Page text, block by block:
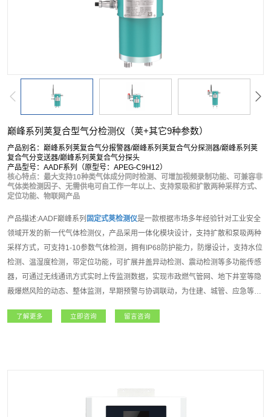
巅峰系列荚复合型气分检测仪（荚+其它9种参数）
产品别名：巅峰系列荚复合气分报警器/巅峰系列荚复合气分探测器/巅峰系列荚
复合气分变送器/巅峰系列荚复合气分探头
产品型号：AADF系列（原型号：APEG-C9H12）
核心特点：最大支持10种类气体成分同时检测、可增加视频录制功能、可兼容非
气体类检测因子、无需供电可自工作一年以上、支持泵吸和扩散两种采样方式、
定位功能、物联网产品
产品描述:AADF巅峰系列 固定式荚检测仪是一款根据市场多年经验针对工业安全
领域开发的新一代气体检测仪，产品采用一体化模块设计，支持扩散和泵吸两种
采样方式，可支持1-10参数气体检测，拥有IP68防护能力，防爆设计，支持水位
检测、温湿度检测，带定位功能，可扩展井盖异动检测、震动检测等多功能传感
器，可通过无线通讯方式实时上传监测数据，实现市政燃气管网、地下井室等隐
蔽爆燃风险的动态、整体监测，早期预警与协调联动，为住建、城管、应急等政
全运行的精细化管理。
了解更多 立即咨询 留言咨询